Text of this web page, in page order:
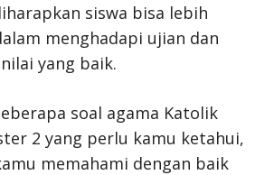
siswa bisa lebih
menghadapi ujian dan
yang baik.
soal agama Katolik
2 yang perlu kamu ketahui,
memahami dengan baik